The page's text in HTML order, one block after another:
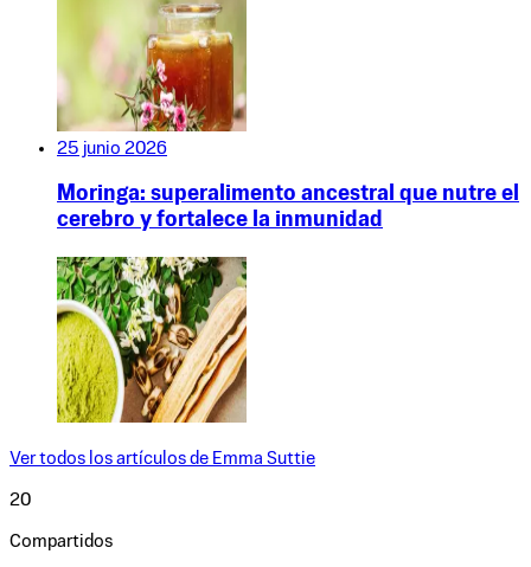
25 junio 2026
Moringa: superalimento ancestral que nutre el
cerebro y fortalece la inmunidad
Ver todos los artículos de Emma Suttie
20
Compartidos